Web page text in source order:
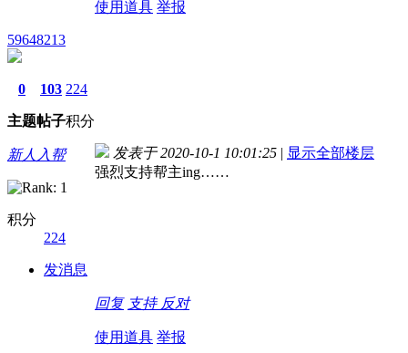
使用道具 举报
59648213
0
主题
103
帖子
224
积分
新人入帮
积分
224
发消息
发表于 2020-10-1 10:01:25 | 显示全部楼层
强烈支持帮主ing……
回复 支持 反对
使用道具 举报